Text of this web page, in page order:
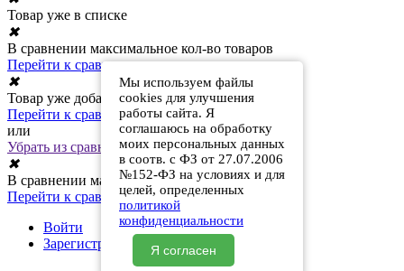
Мы используем файлы
cookies для улучшения
работы сайта. Я
соглашаюсь на обработку
моих персональных данных
в соотв. с ФЗ от 27.07.2006
№152-ФЗ на условиях и для
целей, определенных
политикой
конфиденциальности
Я согласен
Товар уже в списке
✖
В сравнении максимальное кол-во товаров
Перейти к сравнению
✖
Товар уже добавлен в сравнение
Перейти к сравнению
или
Убрать из сравнения
✖
В сравнении максимальное кол-во товаров
Перейти к сравнению
Войти
Зарегистрироваться